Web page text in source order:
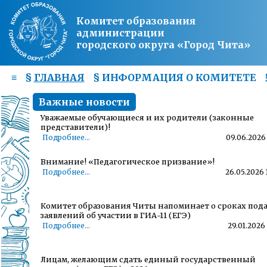
Комитет образования
администрации
городского округа «Город Чита»
≡ § ГЛАВНАЯ § ИНФОРМАЦИЯ О КОМИТЕТЕ
Важные новости
Уважаемые обучающиеся и их родители (законные
представители)!
Подробнее... 09.06.2026
Внимание! «Педагогическое призвание»!
Подробнее... 26.05.2026
Комитет образования Читы напоминает о сроках
заявлений об участии в ГИА-11 (ЕГЭ)
Подробнее... 29.01.2026
Лицам, желающим сдать единый государственный